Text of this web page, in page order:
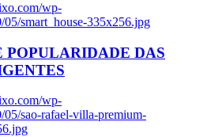
wp-
05/smart_house-335x256.jpg
POPULARIDADE DAS
wp-
05/sao-rafael-villa-premium-